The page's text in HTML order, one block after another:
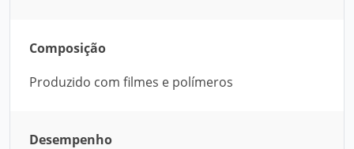
Composição
Produzido com filmes e polímeros
Desempenho